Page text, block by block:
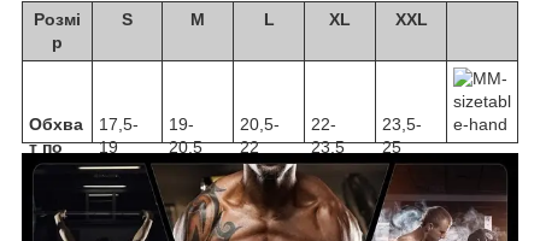
Розмі
р
S M L XL XXL
Обхва
т по
кисті
17,5-
19
19-
20,5
20,5-
22
22-
23,5
23,5-
25